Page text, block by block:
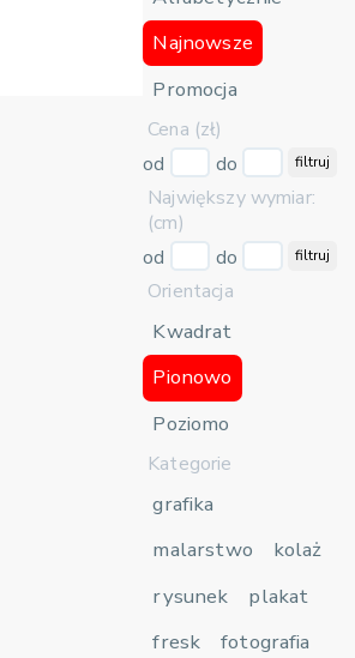
Najnowsze
Promocja
Cena (zł)
od
do filtruj
Największy wymiar:
(cm)
od
do filtruj
Orientacja
Kwadrat
Pionowo
Poziomo
Kategorie
grafika
malarstwo
kolaż
rysunek
plakat
fresk
fotografia